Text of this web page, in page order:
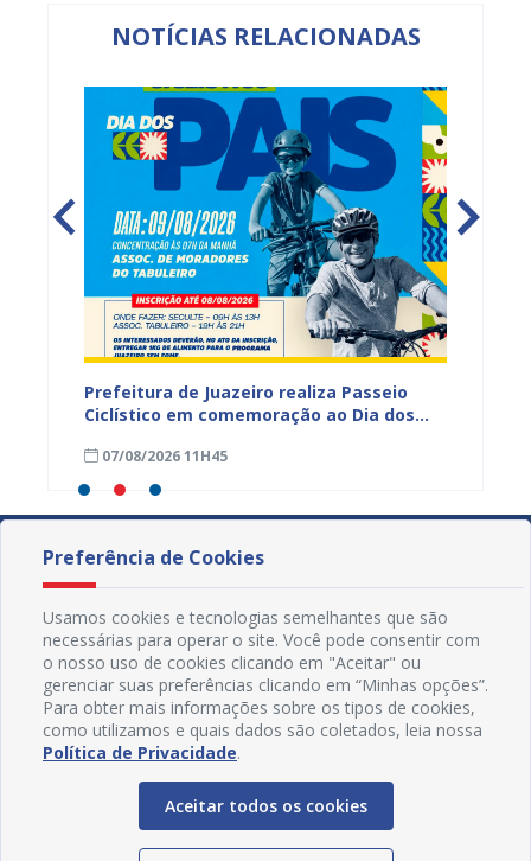
NOTÍCIAS RELACIONADAS
Prefeitura de Juazeiro realiza Passeio
Ciclístico em comemoração ao Dia dos
07/08/2026 11H45
Preferência de Cookies
Usamos cookies e tecnologias semelhantes que são
necessárias para operar o site. Você pode consentir com
o nosso uso de cookies clicando em "Aceitar" ou
gerenciar suas preferências clicando em “Minhas opções”.
Para obter mais informações sobre os tipos de cookies,
como utilizamos e quais dados são coletados, leia nossa
Política de Privacidade.
Aceitar todos os cookies